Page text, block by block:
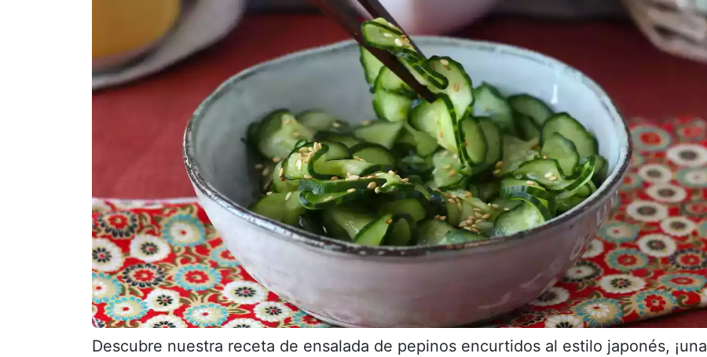
Descubre nuestra receta de ensalada de pepinos encurtidos al estilo japonés, ¡una